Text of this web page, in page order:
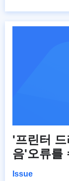
'프린터
음'오류를
Issue